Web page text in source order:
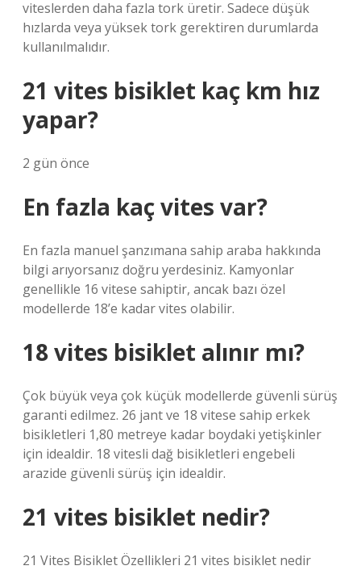
viteslerden daha fazla tork üretir. Sadece düşük
hızlarda veya yüksek tork gerektiren durumlarda
kullanılmalıdır.
21 vites bisiklet kaç km hız
yapar?
2 gün önce
En fazla kaç vites var?
En fazla manuel şanzımana sahip araba hakkında
bilgi arıyorsanız doğru yerdesiniz. Kamyonlar
genellikle 16 vitese sahiptir, ancak bazı özel
modellerde 18’e kadar vites olabilir.
18 vites bisiklet alınır mı?
Çok büyük veya çok küçük modellerde güvenli sürüş
garanti edilmez. 26 jant ve 18 vitese sahip erkek
bisikletleri 1,80 metreye kadar boydaki yetişkinler
için idealdir. 18 vitesli dağ bisikletleri engebeli
arazide güvenli sürüş için idealdir.
21 vites bisiklet nedir?
21 Vites Bisiklet Özellikleri 21 vites bisiklet nedir